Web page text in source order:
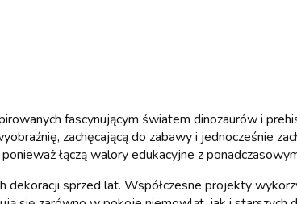
fascynującym światem dinozaurów i
zachęcającą do zabawy i jednocześnie
łączą walory edukacyjne z
dekoracji sprzed lat. Współczesne projekty